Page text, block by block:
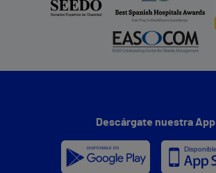
Descárgate nuestra App